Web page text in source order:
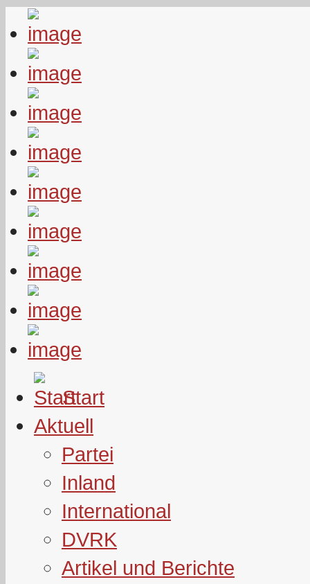
Start
Aktuell
Partei
Inland
International
DVRK
Artikel und Berichte